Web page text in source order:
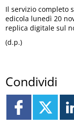
Il servizio completo
edicola lunedì 20
replica digitale sul
(d.p.)
Condividi